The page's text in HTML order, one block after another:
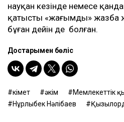
науқан кезінде немесе
қатысты «жағымды» жазба
бұған дейін де болған.
Достарыңмен бөліс
Үкімет әкім Мемлекеттік
Нұрлыбек Нәлібаев